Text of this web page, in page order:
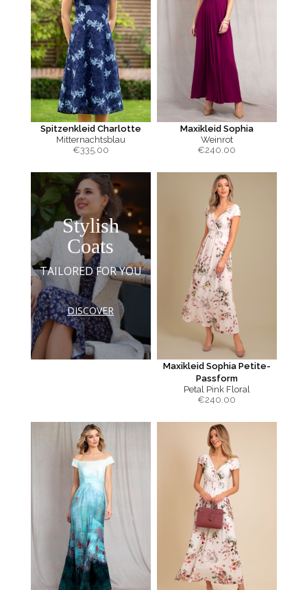
Spitzenkleid Charlotte
Mitternachtsblau
€335.00
Maxikleid Sophia
Weinrot
€240.00
Stylish
Coats
TAILORED FOR YOU
DISCOVER
Maxikleid Sophia Petite-
Passform
Petal Pink Floral
€240.00